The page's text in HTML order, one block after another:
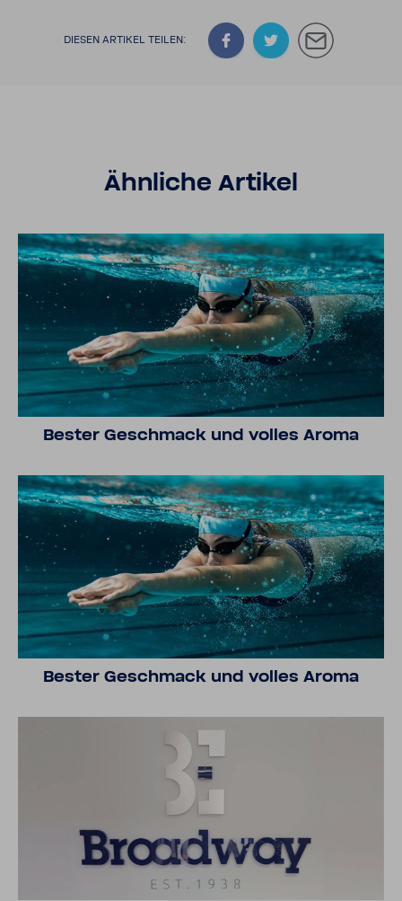
DIESEN ARTIKEL TEILEN:
Ähnliche Artikel
Bester Geschmack und volles Aroma
Bester Geschmack und volles Aroma